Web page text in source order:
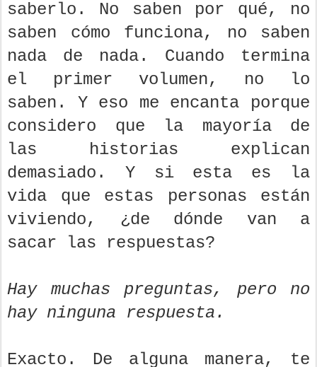
saberlo. No saben por qué, no
saben cómo funciona, no saben
nada de nada. Cuando termina
el primer volumen, no lo
saben. Y eso me encanta porque
considero que la mayoría de
las historias explican
demasiado. Y si esta es la
vida que estas personas están
viviendo, ¿de dónde van a
sacar las respuestas?
Hay muchas preguntas, pero no
hay ninguna respuesta.
Exacto. De alguna manera, te